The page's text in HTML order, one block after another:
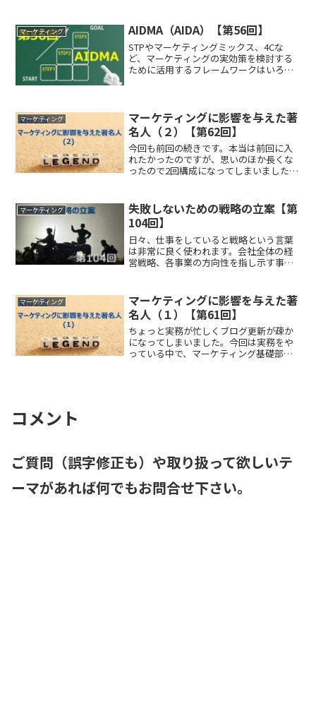
マーケティング AIDMA（AIDA）【第56回】
STPやマーケティングミックス、4Cな
ど、マーケティングの実効策を検討する
ために活用するフレームワークはいろい
込ませないと、なかなか...
マーケティング
マーケティングに影響を与えた著
名人（２）【第62回】
今回も前回の続きです。本当は前回に入
れたかったのですが、思いのほか長くな
ったので2回構成になってしまいました。
くつかありました。今後の投稿の中で説
明していきますのでしば...
マーケティング
失敗しないための戦略の立案【第
104回】
日々、仕事をしていると戦略という言葉
は非常に良く使われます。会社全体の経
営戦略、各事業の方向性を指し示す事業
略という言葉を使いますが、この戦略
が、戦略としてしっかりと機...
マーケティング
マーケティングに影響を与えた著
名人（１）【第61回】
ちょっと実務が忙しくブログ更新が疎か
になってしまいました。今回は実務をや
っている中で、マーケティング基礎部分
コメント
ご質問（誤字修正も）や取り扱って欲しいテ
ーマがあれば何でもお問合せ下さい。